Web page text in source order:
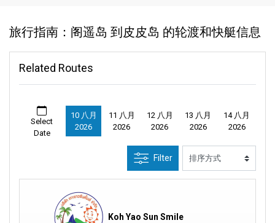
旅行指南：阁遥岛 到皮皮岛 的轮渡和快艇信息
Related Routes
Select
Date
10 八月
2026
11 八月
2026
12 八月
2026
13 八月
2026
14 八月
2026
Filter
Koh Yao Sun Smile